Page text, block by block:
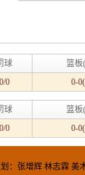
球 篮板
0/0 0-
球 篮板
0/0 0-
：张增辉 林志霖 美